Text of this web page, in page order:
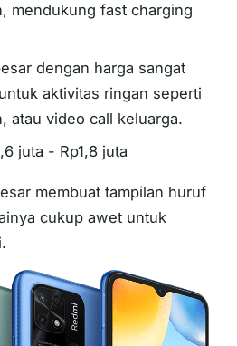
mendukung fast charging
dengan harga sangat
aktivitas ringan seperti
atau video call keluarga.
juta - Rp1,8 juta
membuat tampilan huruf
cukup awet untuk